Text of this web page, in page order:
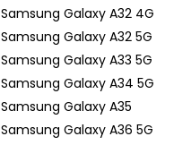
Samsung Galaxy A32 4G
Samsung Galaxy A32 5G
Samsung Galaxy A33 5G
Samsung Galaxy A34 5G
Samsung Galaxy A35
Samsung Galaxy A36 5G